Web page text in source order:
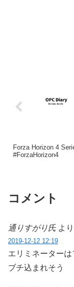
Forza Horizon 4
#ForzaHorizon4
コメント
通りすがり氏 よ
2019-12-12 12:19
エリミネーター
ブチ込まれそう